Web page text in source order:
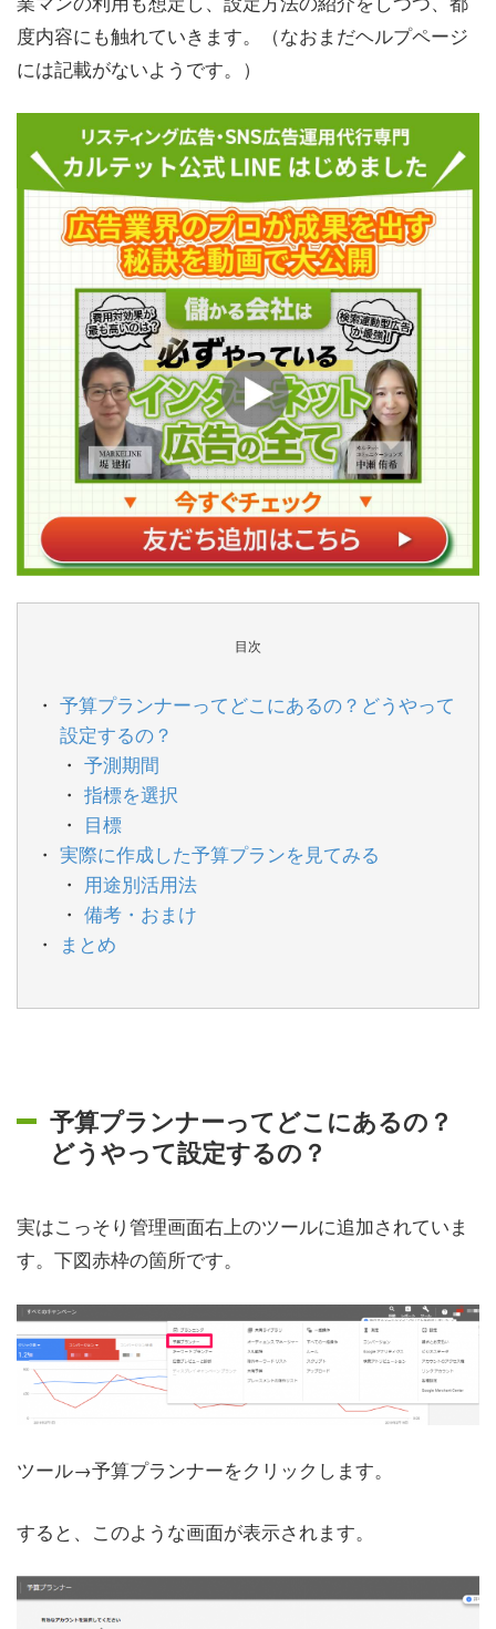
度内容にも触れていきます。（なおまだヘルプページ
には記載がないようです。）
目次
予算プランナーってどこにあるの？どうやって
設定するの？
予測期間
指標を選択
目標
実際に作成した予算プランを見てみる
用途別活用法
備考・おまけ
まとめ
予算プランナーってどこにあるの？
どうやって設定するの？
実はこっそり管理画面右上のツールに追加されていま
す。下図赤枠の箇所です。
ツール→予算プランナーをクリックします。
すると、このような画面が表示されます。